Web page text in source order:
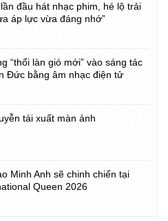
đầu hát nhạc phim, hé lộ trải
áp lực vừa đáng nhớ”
“thổi làn gió mới” vào sáng tác
Đức bằng âm nhạc điện tử
tái xuất màn ảnh
Minh Anh sẽ chinh chiến tại
Queen 2026